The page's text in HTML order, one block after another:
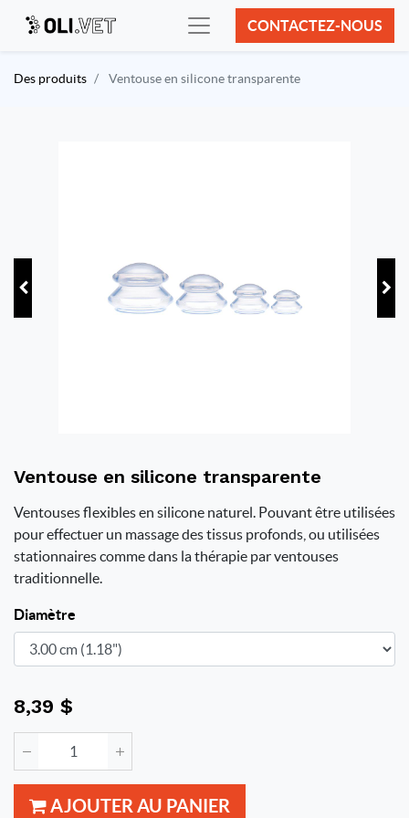
CONTACTEZ-NOUS
Des produits Ventouse en silicone transparente
Ventouse en silicone transparente
Ventouses flexibles en silicone naturel. Pouvant être utilisées
pour effectuer un massage des tissus profonds, ou utilisées
stationnaires comme dans la thérapie par ventouses
traditionnelle.
Diamètre
8,39 $
AJOUTER AU PANIER